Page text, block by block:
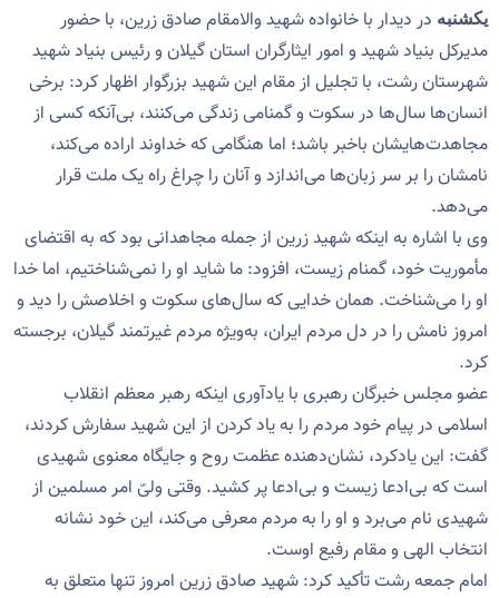
یکشنبه در دیدار با خانواده شهید والامقام صادق زرین، با حضور
مدیرکل بنیاد شهید و امور ایثارگران استان گیلان و رئیس بنیاد شهید
شهرستان رشت، با تجلیل از مقام این شهید بزرگوار اظهار کرد: برخی
انسان‌ها سال‌ها در سکوت و گمنامی زندگی می‌کنند، بی‌آنکه کسی از
مجاهدت‌هایشان باخبر باشد؛ اما هنگامی که خداوند اراده می‌کند،
نامشان را بر سر زبان‌ها می‌اندازد و آنان را چراغ راه یک ملت قرار
می‌دهد.
وی با اشاره به اینکه شهید زرین از جمله مجاهدانی بود که به اقتضای
مأموریت خود، گمنام زیست، افزود: ما شاید او را نمی‌شناختیم، اما خدا
او را می‌شناخت. همان خدایی که سال‌های سکوت و اخلاصش را دید و
امروز نامش را در دل مردم ایران، به‌ویژه مردم غیرتمند گیلان، برجسته
کرد.
عضو مجلس خبرگان رهبری با یادآوری اینکه رهبر معظم انقلاب
اسلامی در پیام خود مردم را به یاد کردن از این شهید سفارش کردند،
گفت: این یادکرد، نشان‌دهنده عظمت روح و جایگاه معنوی شهیدی
است که بی‌ادعا زیست و بی‌ادعا پر کشید. وقتی ولیّ امر مسلمین از
شهیدی نام می‌برد و او را به مردم معرفی می‌کند، این خود نشانه
انتخاب الهی و مقام رفیع اوست.
امام جمعه رشت تأکید کرد: شهید صادق زرین امروز تنها متعلق به